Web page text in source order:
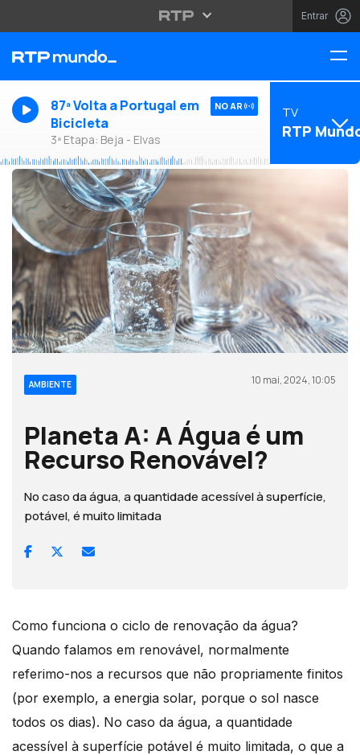
Entrar
87ª Volta a Portugal em
Bicicleta
3ª Etapa: Beja - Elvas
NO AR TV
RTP
AMBIENTE 10 mai, 2024, 10:05
Planeta A: A Água é um
Recurso Renovável?
No caso da água, a quantidade acessível à superfície,
potável, é muito limitada
Como funciona o ciclo de renovação da água?
Quando falamos em renovável, normalmente
referimo-nos a recursos que não propriamente finitos
(por exemplo, a energia solar, porque o sol nasce
todos os dias). No caso da água, a quantidade
acessível à superfície potável é muito limitada, o que a